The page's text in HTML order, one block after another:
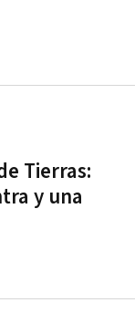
Tierras:
y una